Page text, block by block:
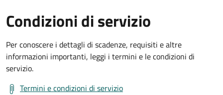
Condizioni di servizio
Per conoscere i dettagli di scadenze, requisiti e altre
informazioni importanti, leggi i termini e le condizioni di
servizio.
Termini e condizioni di servizio